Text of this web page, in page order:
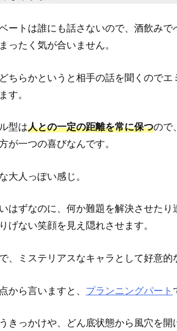
ートは誰にも話さないので、酒飲み
ったく気が合いません。
ちらかというと相手の話を聞くので
す。
型は人との一定の距離を常に保つので
が一つの喜びなんです。
大人っぽい感じ。
はずなのに、何か難題を解決させた
げない笑顔を見え隠れさせます。
、ミステリアスなキャラとして好意的
から言いますと、 プランニングパート
きっかけや、どん底状態から風穴を